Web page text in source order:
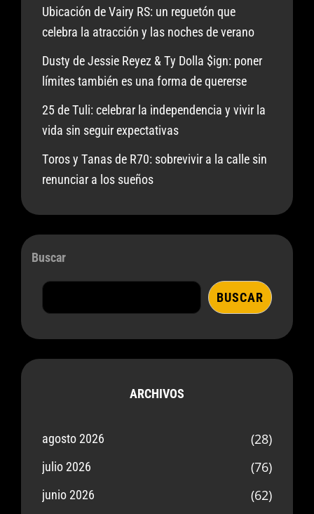
Ubicación de Vairy RS: un reguetón que
celebra la atracción y las noches de verano
Dusty de Jessie Reyez & Ty Dolla $ign: poner
límites también es una forma de quererse
25 de Tuli: celebrar la independencia y vivir la
vida sin seguir expectativas
Toros y Tanas de R70: sobrevivir a la calle sin
renunciar a los sueños
Buscar
BUSCAR
ARCHIVOS
agosto 2026 (28)
julio 2026 (76)
junio 2026 (62)